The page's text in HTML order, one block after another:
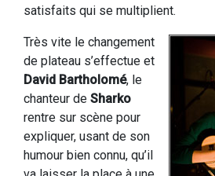
satisfaits qui se multiplient.
Très vite le changement
de plateau s’effectue et
David Bartholomé, le
chanteur de Sharko
rentre sur scène pour
expliquer, usant de son
humour bien connu, qu’il